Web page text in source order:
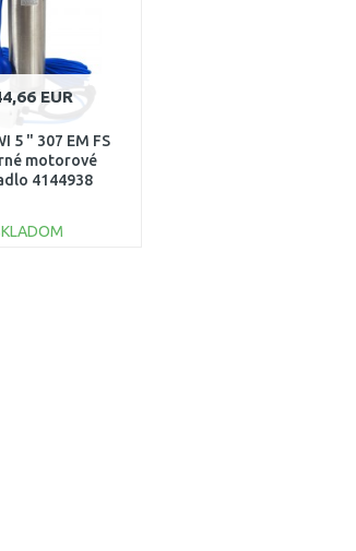
EUR
5 " 307 EM FS
motorové
4144938